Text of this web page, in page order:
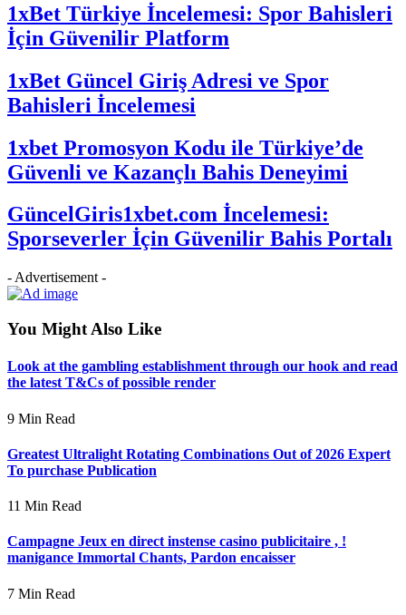
1xBet Türkiye İncelemesi: Spor Bahisleri
İçin Güvenilir Platform
1xBet Güncel Giriş Adresi ve Spor
Bahisleri İncelemesi
1xbet Promosyon Kodu ile Türkiye’de
Güvenli ve Kazançlı Bahis Deneyimi
GüncelGiris1xbet.com İncelemesi:
Sporseverler İçin Güvenilir Bahis Portalı
- Advertisement -
You Might Also Like
Look at the gambling establishment through our hook and read
the latest T&Cs of possible render
9 Min Read
Greatest Ultralight Rotating Combinations Out of 2026 Expert
To purchase Publication
11 Min Read
Campagne Jeux en direct instense casino publicitaire , !
manigance Immortal Chants, Pardon encaisser
7 Min Read